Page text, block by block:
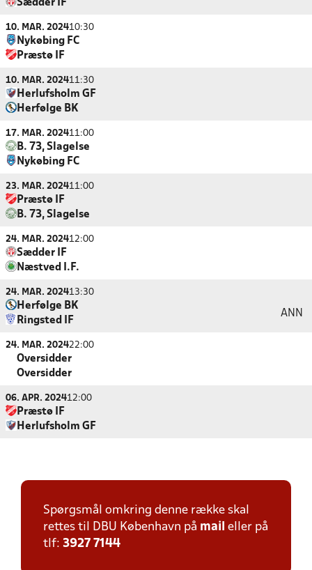
Sædder IF
10. MAR. 202410:30
Nykøbing FC
Præstø IF
10. MAR. 202411:30
Herlufsholm GF
Herfølge BK
17. MAR. 202411:00
B. 73, Slagelse
Nykøbing FC
23. MAR. 202411:00
Præstø IF
B. 73, Slagelse
24. MAR. 202412:00
Sædder IF
Næstved I.F.
24. MAR. 202413:30
Herfølge BK
Ringsted IF
ANN
24. MAR. 202422:00
Oversidder
Oversidder
06. APR. 202412:00
Præstø IF
Herlufsholm GF
Spørgsmål omkring denne række skal
rettes til DBU København på mail eller på
tlf: 3927 7144